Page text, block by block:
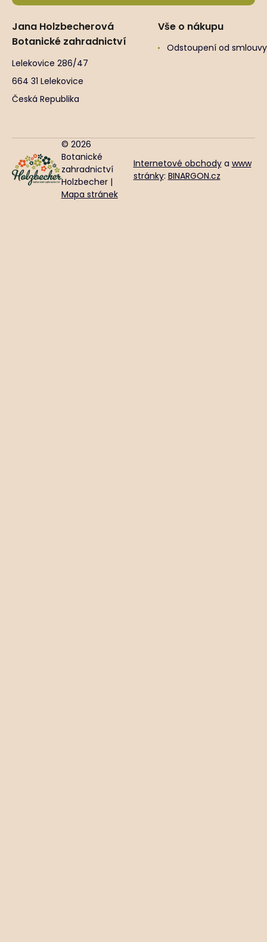
Jana Holzbecherová
Botanické zahradnictví
Lelekovice 286/47
664 31 Lelekovice
Česká Republika
Vše o nákupu
Odstoupení od smlouvy
© 2026
Botanické
zahradnictví
Holzbecher |
Mapa stránek
Internetové obchodya www
stránky: BINARGON.cz